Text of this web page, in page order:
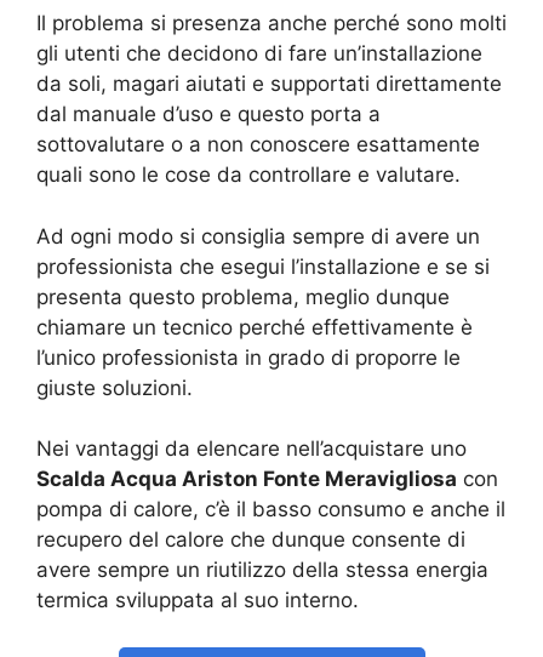
Il problema si presenza anche perché sono molti
gli utenti che decidono di fare un’installazione
da soli, magari aiutati e supportati direttamente
dal manuale d’uso e questo porta a
sottovalutare o a non conoscere esattamente
quali sono le cose da controllare e valutare.
Ad ogni modo si consiglia sempre di avere un
professionista che esegui l’installazione e se si
presenta questo problema, meglio dunque
chiamare un tecnico perché effettivamente è
l’unico professionista in grado di proporre le
giuste soluzioni.
Nei vantaggi da elencare nell’acquistare uno
Scalda Acqua Ariston Fonte Meravigliosa con
pompa di calore, c’è il basso consumo e anche il
recupero del calore che dunque consente di
avere sempre un riutilizzo della stessa energia
termica sviluppata al suo interno.